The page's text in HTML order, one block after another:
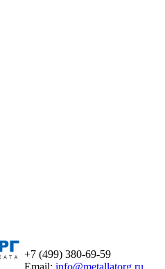
+7 (499) 380-69-59
Email: info@metallatorg.ru